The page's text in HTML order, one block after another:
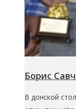
Борис
В донской